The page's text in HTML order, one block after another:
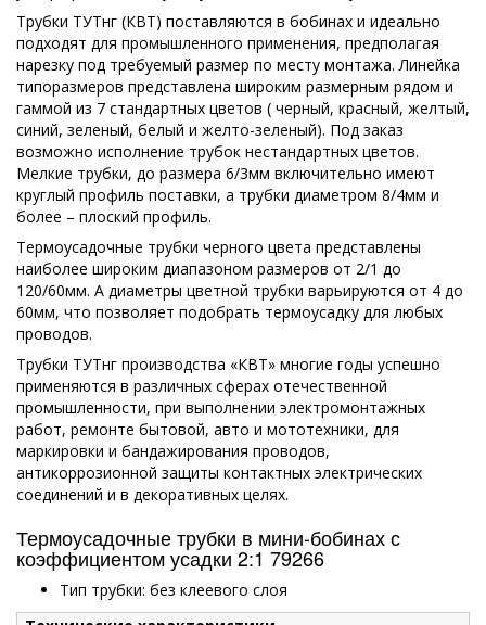
Трубки ТУТнг (КВТ) поставляются в бобинах и идеально
подходят для промышленного применения, предполагая
нарезку под требуемый размер по месту монтажа. Линейка
типоразмеров представлена широким размерным рядом и
гаммой из 7 стандартных цветов ( черный, красный, желтый,
синий, зеленый, белый и желто-зеленый). Под заказ
возможно исполнение трубок нестандартных цветов.
Мелкие трубки, до размера 6/3мм включительно имеют
круглый профиль поставки, а трубки диаметром 8/4мм и
более – плоский профиль.
Термоусадочные трубки черного цвета представлены
наиболее широким диапазоном размеров от 2/1 до
120/60мм. А диаметры цветной трубки варьируются от 4 до
60мм, что позволяет подобрать термоусадку для любых
проводов.
Трубки ТУТнг производства «КВТ» многие годы успешно
применяются в различных сферах отечественной
промышленности, при выполнении электромонтажных
работ, ремонте бытовой, авто и мототехники, для
маркировки и бандажирования проводов,
антикоррозионной защиты контактных электрических
соединений и в декоративных целях.
Термоусадочные трубки в мини-бобинах с
коэффициентом усадки 2:1 79266
Тип трубки: без клеевого слоя